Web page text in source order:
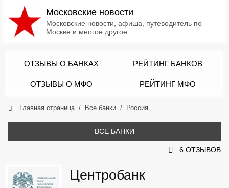
Московские новости
Московские новости, афиша, путеводитель по
Москве и многое другое
ОТЗЫВЫ О БАНКАХ РЕЙТИНГ БАНКОВ
ОТЗЫВЫ О МФО РЕЙТИНГ МФО
Главная страница Все банки Россия
ВСЕ БАНКИ
6 ОТЗЫВОВ
Центробанк